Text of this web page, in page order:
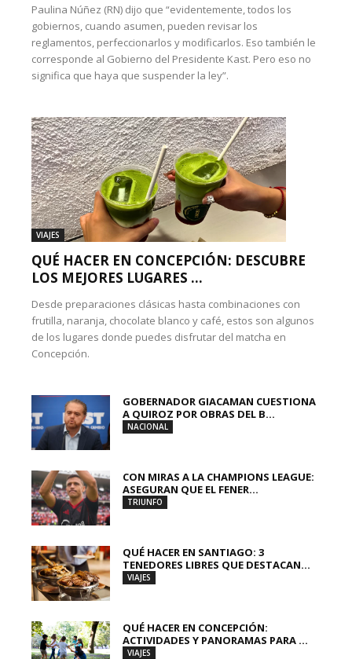
Paulina Núñez (RN) dijo que “evidentemente, todos los
gobiernos, cuando asumen, pueden revisar los
reglamentos, perfeccionarlos y modificarlos. Eso también le
corresponde al Gobierno del Presidente Kast. Pero eso no
significa que haya que suspender la ley”.
VIAJES
QUÉ HACER EN CONCEPCIÓN: DESCUBRE
LOS MEJORES LUGARES ...
Desde preparaciones clásicas hasta combinaciones con
frutilla, naranja, chocolate blanco y café, estos son algunos
de los lugares donde puedes disfrutar del matcha en
Concepción.
GOBERNADOR GIACAMAN CUESTIONA
A QUIROZ POR OBRAS DEL B...
NACIONAL
CON MIRAS A LA CHAMPIONS LEAGUE:
ASEGURAN QUE EL FENER...
TRIUNFO
QUÉ HACER EN SANTIAGO: 3
TENEDORES LIBRES QUE DESTACAN...
VIAJES
QUÉ HACER EN CONCEPCIÓN:
ACTIVIDADES Y PANORAMAS PARA ...
VIAJES